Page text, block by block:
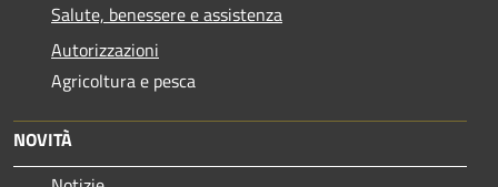
Salute, benessere e assistenza
Autorizzazioni
Agricoltura e pesca
NOVITÀ